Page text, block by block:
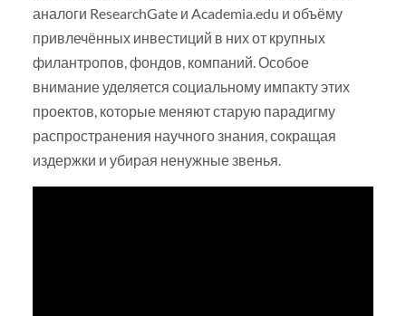
аналоги ResearchGate и Academia.edu и объёму
привлечённых инвестиций в них от крупных
филантропов, фондов, компаний. Особое
внимание уделяется социальному импакту этих
проектов, которые меняют старую парадигму
распространения научного знания, сокращая
издержки и убирая ненужные звенья.